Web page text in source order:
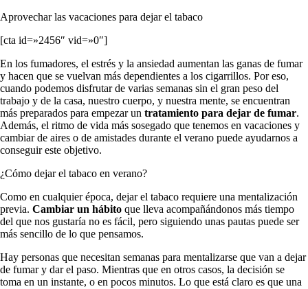
Aprovechar las vacaciones para dejar el tabaco
[cta id=»2456″ vid=»0″]
En los fumadores, el estrés y la ansiedad aumentan las ganas de fumar
y hacen que se vuelvan más dependientes a los cigarrillos. Por eso,
cuando podemos disfrutar de varias semanas sin el gran peso del
trabajo y de la casa, nuestro cuerpo, y nuestra mente, se encuentran
más preparados para empezar un tratamiento para dejar de fumar.
Además, el ritmo de vida más sosegado que tenemos en vacaciones y
cambiar de aires o de amistades durante el verano puede ayudarnos a
conseguir este objetivo.
¿Cómo dejar el tabaco en verano?
Como en cualquier época, dejar el tabaco requiere una mentalización
previa. Cambiar un hábito que lleva acompañándonos más tiempo
del que nos gustaría no es fácil, pero siguiendo unas pautas puede ser
más sencillo de lo que pensamos.
Hay personas que necesitan semanas para mentalizarse que van a dejar
de fumar y dar el paso. Mientras que en otros casos, la decisión se
toma en un instante, o en pocos minutos. Lo que está claro es que una